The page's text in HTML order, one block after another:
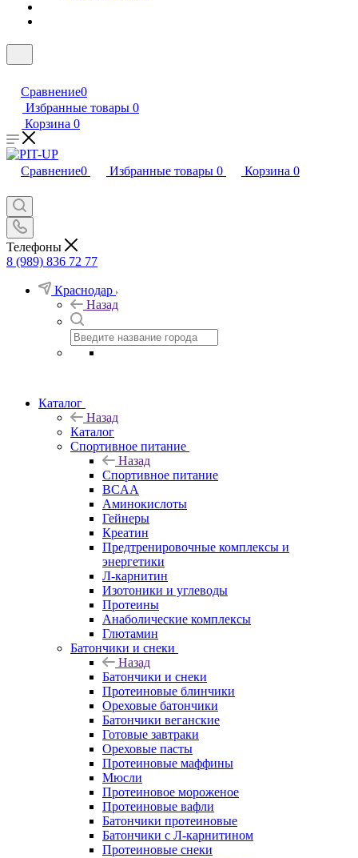
Сравнение0
Избранные товары 0
Корзина 0
Сравнение0 Избранные товары 0 Корзина 0
Телефоны
8 (989) 836 72 77
Краснодар
Назад
Каталог
Назад
Каталог
Спортивное питание
Назад
Спортивное питание
BCAA
Аминокислоты
Гейнеры
Креатин
Предтренировочные комплексы и
энергетики
Л-карнитин
Изотоники и углеводы
Протеины
Анаболические комплексы
Глютамин
Батончики и снеки
Назад
Батончики и снеки
Протеиновые блинчики
Ореховые батончики
Батончики веганские
Готовые завтраки
Ореховые пасты
Протеиновые маффины
Мюсли
Протеиновое мороженое
Протеиновые вафли
Батончики протеиновые
Батончики с Л-карнитином
Протеиновые снеки